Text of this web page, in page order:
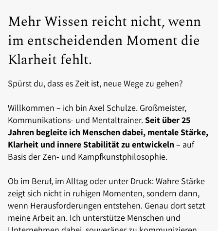
Mehr Wissen reicht nicht, wenn
im entscheidenden Moment die
Klarheit fehlt.
Spürst du, dass es Zeit ist, neue Wege zu gehen?
Willkommen – ich bin Axel Schulze. Großmeister,
Kommunikations- und Mentaltrainer. Seit über 25
Jahren begleite ich Menschen dabei, mentale Stärke,
Klarheit und innere Stabilität zu entwickeln– auf
Basis der Zen- und Kampfkunstphilosophie.
Ob im Beruf, im Alltag oder unter Druck: Wahre Stärke
zeigt sich nicht in ruhigen Momenten, sondern dann,
wenn Herausforderungen entstehen. Genau dort setzt
meine Arbeit an. Ich unterstütze Menschen und